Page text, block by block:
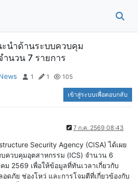
นำด้านระบบควบคุม
นวน 7 รายการ
1 1 105
เข้าสู่ระบบเพื่อตอบกลับ
7 ก.ค. 2569 08:43
Security Agency (CISA) ได้เผย
ควบคุมอุตสาหกรรม (ICS) จำนวน 6
ม 2569 เพื่อให้ข้อมูลที่ทันเวลาเกี่ยวกับ
ดภัย ช่องโหว่ และการโจมตีที่เกี่ยวข้องกับ